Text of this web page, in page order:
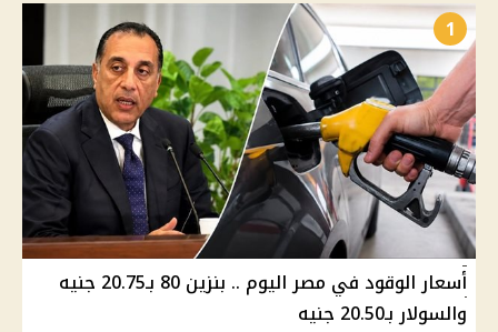
1
أسعار الوقود في مصر اليوم .. بنزين 80 بـ20.75 جنيه
والسولار بـ20.50 جنيه